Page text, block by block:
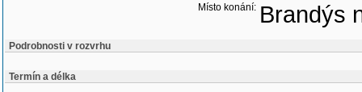
Místo konání: Brandýs
Podrobnosti v rozvrhu
Termín a délka